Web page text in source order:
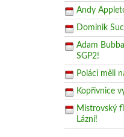
Andy
Dominik
Adam
SGP2!
Poláci měli
Kopřivnice
Mistrovský
Lázní!